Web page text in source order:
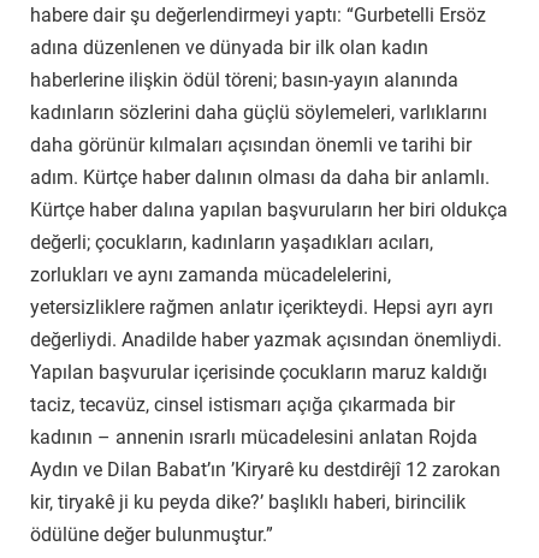
habere dair şu değerlendirmeyi yaptı: “Gurbetelli Ersöz
adına düzenlenen ve dünyada bir ilk olan kadın
haberlerine ilişkin ödül töreni; basın-yayın alanında
kadınların sözlerini daha güçlü söylemeleri, varlıklarını
daha görünür kılmaları açısından önemli ve tarihi bir
adım. Kürtçe haber dalının olması da daha bir anlamlı.
Kürtçe haber dalına yapılan başvuruların her biri oldukça
değerli; çocukların, kadınların yaşadıkları acıları,
zorlukları ve aynı zamanda mücadelelerini,
yetersizliklere rağmen anlatır içerikteydi. Hepsi ayrı ayrı
değerliydi. Anadilde haber yazmak açısından önemliydi.
Yapılan başvurular içerisinde çocukların maruz kaldığı
taciz, tecavüz, cinsel istismarı açığa çıkarmada bir
kadının – annenin ısrarlı mücadelesini anlatan Rojda
Aydın ve Dilan Babat’ın ’Kiryarê ku destdirêjî 12 zarokan
kir, tiryakê ji ku peyda dike?’ başlıklı haberi, birincilik
ödülüne değer bulunmuştur.”